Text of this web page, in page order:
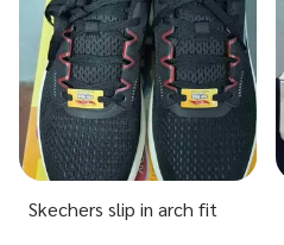
Skechers slip in arch fit